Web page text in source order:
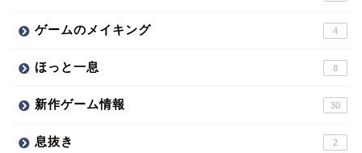
ゲームのメイキング 4
ほっと一息 8
新作ゲーム情報 30
息抜き 2